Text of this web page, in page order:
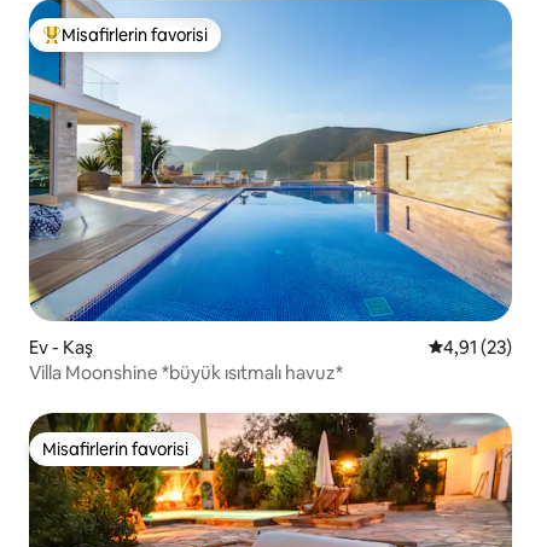
Misafirlerin favorilerinden en beğenilenler arasında
Misafirlerin favorisi
Ev - Kaş 5 üzerinden
4,91 (23)
Villa Moonshine *büyük ısıtmalı havuz*
Misafirlerin favorisi
Misafirlerin favorisi